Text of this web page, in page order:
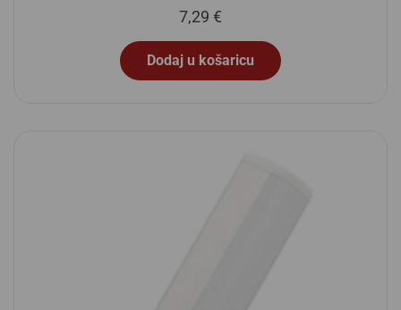
7,29 €
Dodaj u košaricu